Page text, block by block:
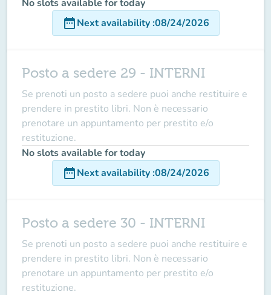
No slots available for today
date_rangeNext availability:08/24/2026
Posto a sedere 29 - INTERNI
Se prenoti un posto a sedere puoi anche restituire e
prendere in prestito libri. Non è necessario
prenotare un appuntamento per prestito e/o
restituzione.
No slots available for today
date_rangeNext availability:08/24/2026
Posto a sedere 30 - INTERNI
Se prenoti un posto a sedere puoi anche restituire e
prendere in prestito libri. Non è necessario
prenotare un appuntamento per prestito e/o
restituzione.